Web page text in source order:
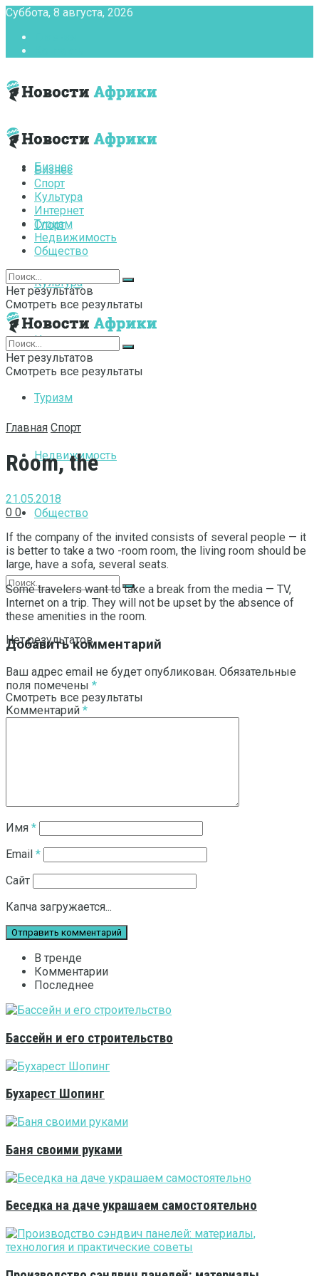
Суббота, 8 августа, 2026
Бизнес
Спорт
Культура
Интернет
Туризм
Недвижимость
Общество
Нет результатов
Смотреть все результаты
Бизнес
Спорт
Культура
Интернет
Туризм
Недвижимость
Общество
Нет результатов
Смотреть все результаты
Нет результатов
Смотреть все результаты
Главная Спорт
Room, the
21.05.2018
0 0
If the company of the invited consists of several people — it
is better to take a two -room room, the living room should be
large, have a sofa, several seats.
Some travelers want to take a break from the media — TV,
Internet on a trip. They will not be upset by the absence of
these amenities in the room.
Добавить комментарий
Ваш адрес email не будет опубликован. Обязательные
поля помечены *
Комментарий *
Имя *
Email *
Сайт
Капча загружается...
В тренде
Комментарии
Последнее
Бассейн и его строительство
Бухарест Шопинг
Баня своими руками
Беседка на даче украшаем самостоятельно